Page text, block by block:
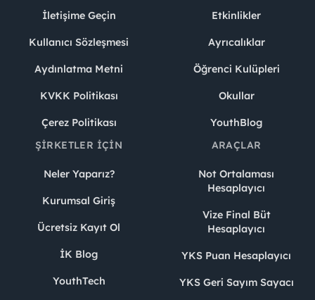
İletişime Geçin
Kullanıcı Sözleşmesi
Aydınlatma Metni
KVKK Politikası
Çerez Politikası
Etkinlikler
Ayrıcalıklar
Öğrenci Kulüpleri
Okullar
YouthBlog
ŞIRKETLER İÇIN
Neler Yaparız?
Kurumsal Giriş
Ücretsiz Kayıt Ol
İK Blog
YouthTech
ARAÇLAR
Not Ortalaması
Hesaplayıcı
Vize Final Büt
Hesaplayıcı
YKS Puan Hesaplayıcı
YKS Geri Sayım Sayacı